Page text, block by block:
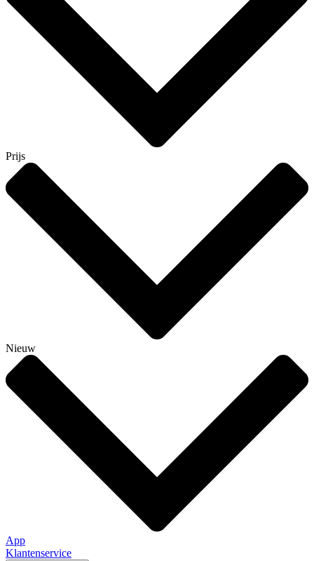
Prijs
Nieuw
App
Klantenservice